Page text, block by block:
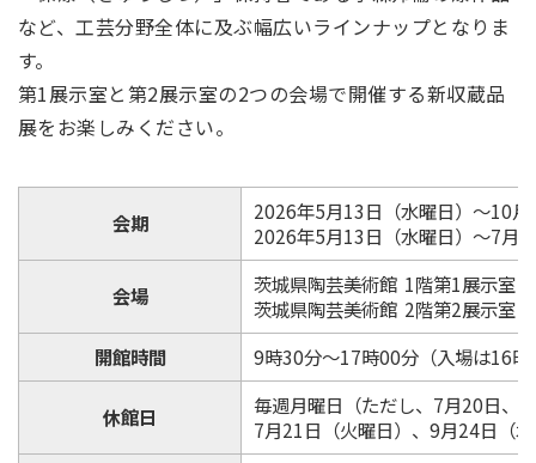
など、工芸分野全体に及ぶ幅広いラインナップとなりま
す。
第1展示室と第2展示室の2つの会場で開催する新収蔵品
展をお楽しみください。
会期
2026年5月13日（水曜日）～10
2026年5月13日（水曜日）～7月
会場
茨城県陶芸美術館 1階第1展示室
茨城県陶芸美術館 2階第2展示室
開館時間
9時30分～17時00分（入場は16時
休館日
毎週月曜日（ただし、7月20日、
7月21日（火曜日）、9月24日（